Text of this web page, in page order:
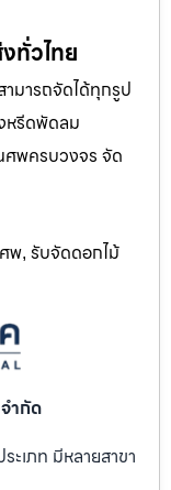
ทั่วไทย
มารถจัดได้ทุกรูป
หรีดพัดลม
ศพครบวงจร จัด
พ, รับจัดดอกไม้
ำกัด
ะเภท มีหลายสาขา